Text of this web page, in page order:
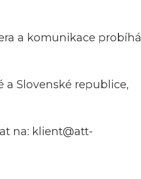
a komunikace probíhá
a Slovenské republice,
na: klient@att-